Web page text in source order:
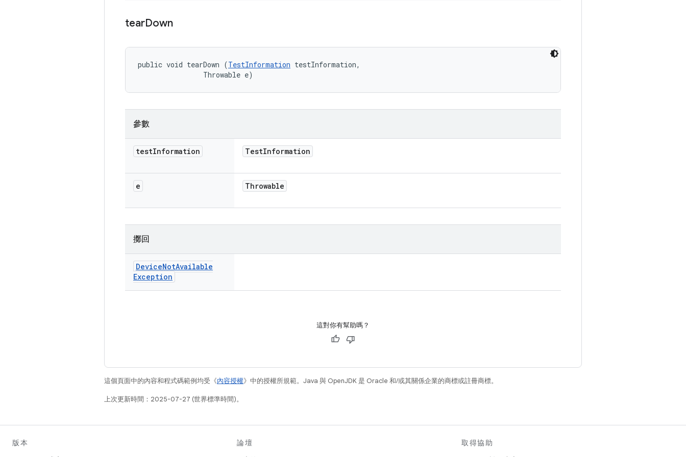
tearDown
public void tearDown (TestInformation testInformation,
                Throwable e)
參數
testInformation TestInformation
e Throwable
擲回
DeviceNotAvailable
Exception
這對你有幫助嗎？
這個頁面中的內容和程式碼範例均受《內容授權》中的授權所規範。Java 與 OpenJDK 是 Oracle 和/或其關係企業的商標或註冊商標。
上次更新時間：2025-07-27 (世界標準時間)。
版本
論壇
取得協助